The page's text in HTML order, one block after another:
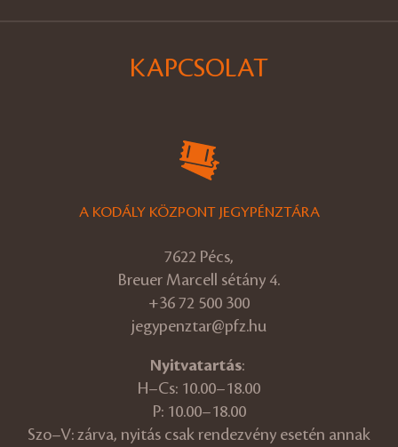
KAPCSOLAT
A KODÁLY KÖZPONT JEGYPÉNZTÁRA
7622 Pécs,
Breuer Marcell sétány 4.
+36 72 500 300
jegypenztar@pfz.hu
Nyitvatartás:
H–Cs: 10.00–18.00
P: 10.00–18.00
Szo–V: zárva, nyitás csak rendezvény esetén annak